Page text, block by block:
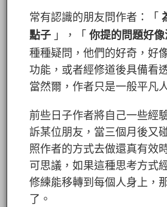
常有認識的朋友問作者：「
點子 」，「你提的問題好
種種疑問，他們的好奇，好
功能，或者經修道後具備看
當然爾，作者只是一般平凡
前些日子作者將自己一些經
訴某位朋友，當三個月後又
照作者的方式去做還真有效
可思議，如果這種思考方式
修練能移轉到每個人身上，
了。